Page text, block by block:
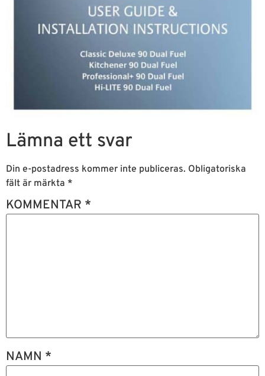
Lämna ett svar
Din e-postadress kommer inte publiceras. Obligatoriska
fält är märkta *
KOMMENTAR *
NAMN *